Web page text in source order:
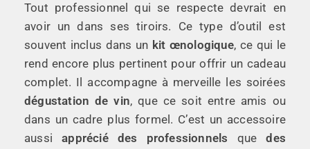
Tout professionnel qui se respecte devrait en
avoir un dans ses tiroirs. Ce type d’outil est
souvent inclus dans un kit œnologique, ce qui le
rend encore plus pertinent pour offrir un cadeau
complet. Il accompagne à merveille les soirées
dégustation de vin, que ce soit entre amis ou
dans un cadre plus formel. C’est un accessoire
aussi apprécié des professionnels que des